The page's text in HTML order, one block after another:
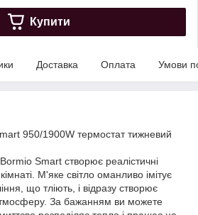
Купити
Доставка Оплата Умови
950/1900W термостат тижневий
Smart створює реалістичні
М'яке світло оманливо імітує
що тліють, і відразу створює
За бажанням ви можете